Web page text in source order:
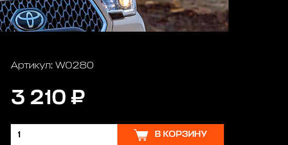
Артикул: W0280
3 210 ₽
В КОРЗИНУ